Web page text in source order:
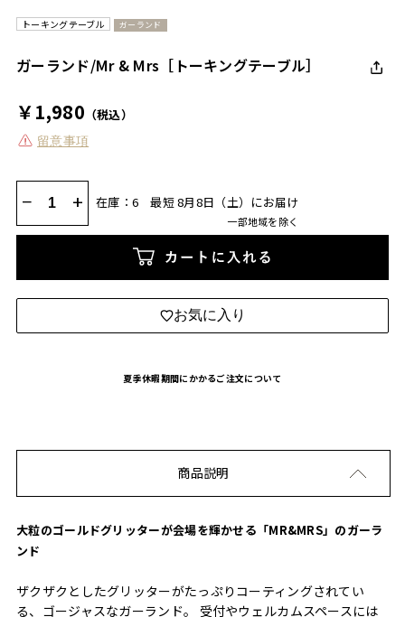
トーキングテーブル ガーランド
ガーランド/Mr & Mrs［トーキングテーブル］
￥1,980 （税込）
留意事項
− + 在庫：6 最短 8月8日（土）にお届け
一部地域を除く
カートに入れる
お気に入り
夏季休暇期間にかかるご注文について
商品説明
大粒のゴールドグリッターが会場を輝かせる「MR&MRS」のガーラ
ンド
ザクザクとしたグリッターがたっぷりコーティングされてい
る、ゴージャスなガーランド。 受付やウェルカムスペースには